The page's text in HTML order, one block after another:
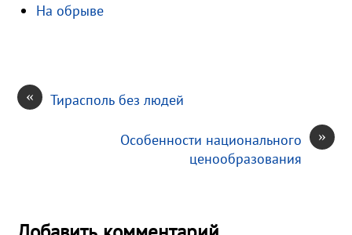
На обрыве
« Тирасполь без людей
»
Особенности национального
ценообразования